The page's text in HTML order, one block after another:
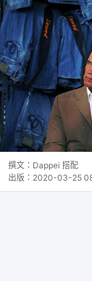
撰文： Dappei 搭配
出版： 2020-03-25